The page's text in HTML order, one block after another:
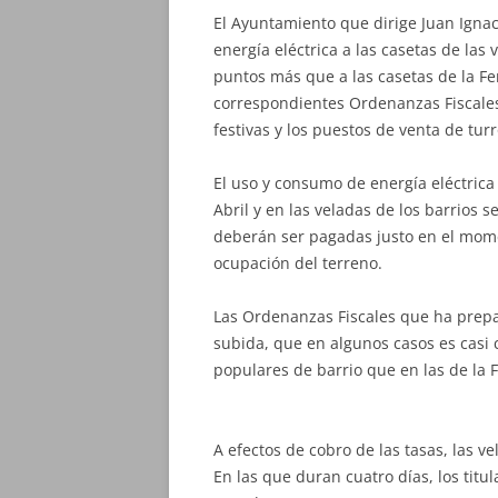
El Ayuntamiento que dirige Juan
energía eléctrica a las casetas de
puntos más que a las casetas de la
correspondientes Ordenanzas
festivas y los puestos de venta de
El uso y consumo de energía
Abril y en las veladas de los barrios
deberán ser pagadas justo en el
ocupación del terreno.
Las Ordenanzas Fiscales que ha
subida, que en algunos casos es
populares de barrio que en las de la
A efectos de cobro de las tasas, las
En las que duran cuatro días, los